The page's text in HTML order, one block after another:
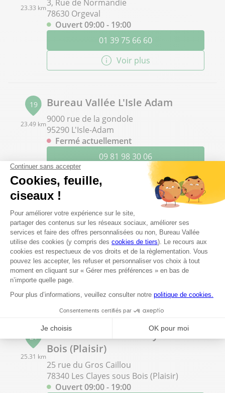
23.33 km3, Rue de Normandie
78630 Orgeval
Ouvert 09:00 - 19:00
01 39 75 66 60
Voir plus
19
23.49 km
Bureau Vallée L'Isle Adam
9000 rue de la gondole
95290 L'Isle-Adam
Fermé actuellement
09 81 98 30 06
Voir plus
20
24.41 km
Bureau Vallée Villeparisis
Avenue Jean Monnet - ZAC de l'Ambresis
77270 Villeparisis
Fermé actuellement
01 60 93 91 05
Voir plus
21
25.31 km
Bureau Vallée Les Clayes sous
Bois (Plaisir)
25 rue du Gros Caillou
78340 Les Clayes sous Bois (Plaisir)
Ouvert 09:00 - 19:00